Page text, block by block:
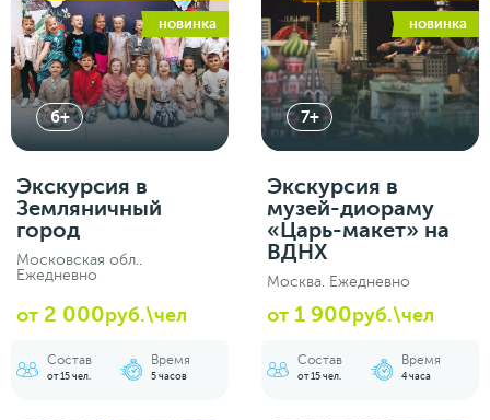
новинка
6+
Экскурсия в
Земляничный
город
Московская обл..
Ежедневно
от 2 000руб.\чел
Состав
от 15 чел.
Время
5 часов
новинка
7+
Экскурсия в
музей-диораму
«Царь-макет» на
ВДНХ
Москва. Ежедневно
от 1 900руб.\чел
Состав
от 15 чел.
Время
4 часа